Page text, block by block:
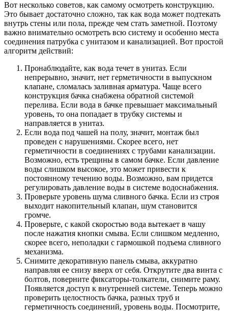
Вот несколько советов, как самому осмотреть конструкцию.
Это бывает достаточно сложно, так как вода может подтекать
внутрь стены или пола, прежде чем стать заметной. Поэтому
важно внимательно осмотреть всю систему и особенно места
соединения патрубка с унитазом и канализацией. Вот простой
алгоритм действий:
Пронаблюдайте, как вода течет в унитаз. Если
непрерывно, значит, нет герметичности в выпускном
клапане, сломалась заливная арматура. Чаще всего
конструкция бачка снабжена обратной системой
перелива. Если вода в бачке превышает максимальный
уровень, то она попадает в трубку системы и
направляется в унитаз.
Если вода под чашей на полу, значит, монтаж был
проведен с нарушениями. Скорее всего, нет
герметичности в соединениях с трубами канализации.
Возможно, есть трещины в самом бачке. Если давление
воды слишком высокое, это может привести к
постоянному течению воды. Возможно, вам придется
регулировать давление воды в системе водоснабжения.
Проверьте уровень шума сливного бачка. Если из строя
выходит накопительный клапан, шум становится
громче.
Проверьте, с какой скоростью вода вытекает в чашу
после нажатия кнопки смыва. Если слишком медленно,
скорее всего, неполадки с гармошкой подъема сливного
механизма.
Снимите декоративную панель смыва, аккуратно
направляя ее снизу вверх от себя. Открутите два винта с
болтов, поверните фиксаторы-толкатели, снимите раму.
Появляется доступ к внутренней системе. Теперь можно
проверить целостность бачка, разных труб и
герметичность соединений, уровень воды. Посмотрите,